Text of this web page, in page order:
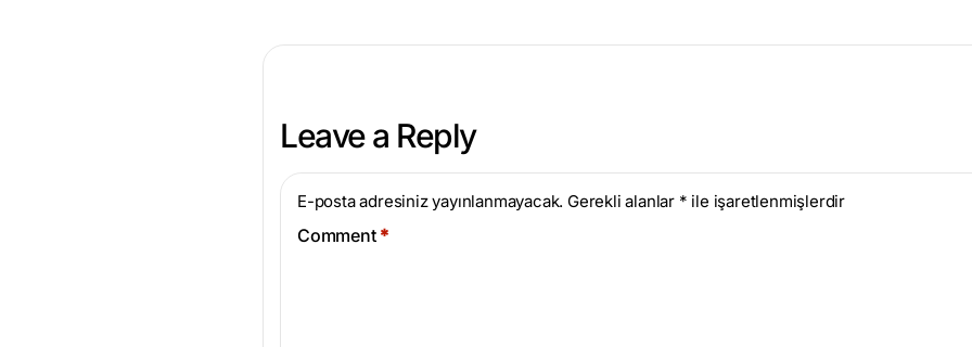
Leave a Reply
E-posta adresiniz yayınlanmayacak. Gerekli alanlar * ile işaretlenmişlerdir
Comment *